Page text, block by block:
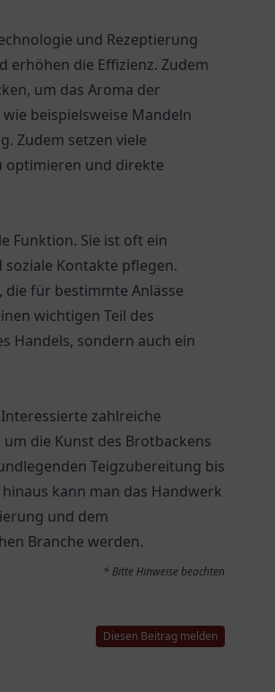
und Rezeptierung
die Effizienz. Zudem
um das Aroma der
beispielsweise Mandeln
Zudem setzen viele
optimieren und direkte
Funktion. Sie ist oft ein
Kontakte pflegen.
für bestimmte Anlässe
wichtigen Teil des
Handels, sondern auch ein
zahlreiche
die Kunst des Brotbackens
Teigzubereitung bis
kann man das Handwerk
und dem
Branche werden.
* Bitte Hinweise beachten
Diesen Beitrag melden